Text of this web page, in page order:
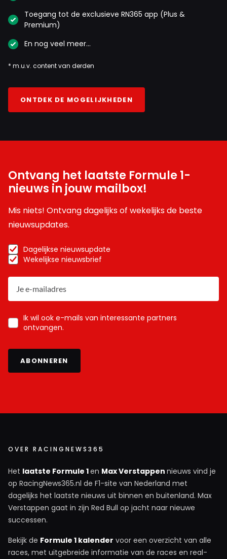
Toegang tot de exclusieve RN365 app (Plus &
Premium)
En nog veel meer…
* m.u.v. content van derden
ONTDEK DE MOGELIJKHEDEN
Ontvang het laatste Formule 1-
nieuws in jouw mailbox!
Mis niets! Ontvang dagelijks of wekelijks de beste
nieuwsupdates.
Dagelijkse nieuwsupdate
Wekelijkse nieuwsbrief
Ik wil ook e-mails van interessante partners
ontvangen.
ABONNEREN
OVER RACINGNEWS365
Het laatste Formule 1en Max Verstappen nieuws vind je
op RacingNews365.nl de F1-site van Nederland met
dagelijks het laatste nieuws uit binnen en buitenland. Max
Verstappen gaat in zijn Red Bull op jacht naar nieuwe
successen.
Bekijk de Formule 1 kalender voor een overzicht van alle
races, met uitgebreide informatie van de races en real-